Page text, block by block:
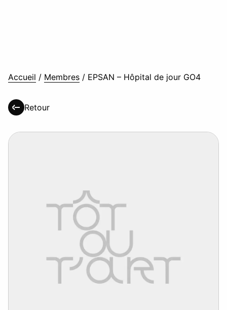
Accueil / Membres / EPSAN – Hôpital de jour GO4
Retour